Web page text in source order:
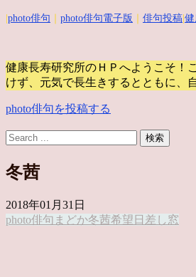
photo俳句 photo俳句電子版 俳句投稿
健康長寿研究所のＨＰへようこそ！
けず、元気で長生きするとともに、
photo俳句を投稿する
冬茜
2018年01月31日
photo俳句 まどか冬茜希望 日差し 窓